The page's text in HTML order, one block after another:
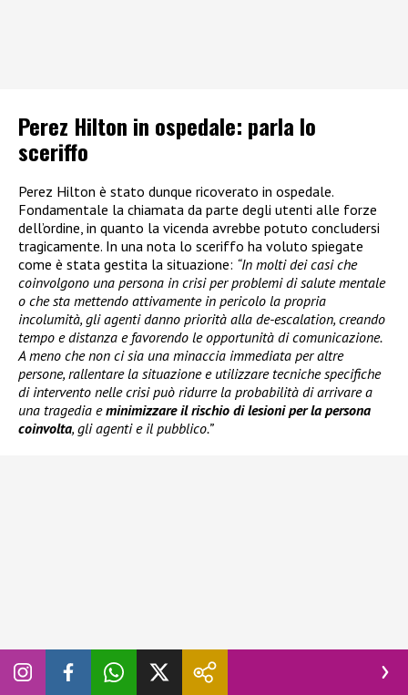
Perez Hilton in ospedale: parla lo
sceriffo
Perez Hilton è stato dunque ricoverato in ospedale.
Fondamentale la chiamata da parte degli utenti alle forze
dell’ordine, in quanto la vicenda avrebbe potuto concludersi
tragicamente. In una nota lo sceriffo ha voluto spiegate
come è stata gestita la situazione: “In molti dei casi che
coinvolgono una persona in crisi per problemi di salute mentale
o che sta mettendo attivamente in pericolo la propria
incolumità, gli agenti danno priorità alla de-escalation, creando
tempo e distanza e favorendo le opportunità di comunicazione.
A meno che non ci sia una minaccia immediata per altre
persone, rallentare la situazione e utilizzare tecniche specifiche
di intervento nelle crisi può ridurre la probabilità di arrivare a
una tragedia eminimizzare il rischio di lesioni per la persona
coinvolta, gli agenti e il pubblico.”